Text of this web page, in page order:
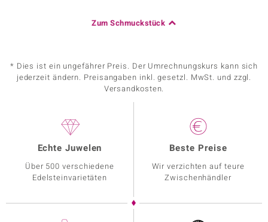
Zum Schmuckstück
* Dies ist ein ungefährer Preis. Der Umrechnungskurs kann sich
jederzeit ändern. Preisangaben inkl. gesetzl. MwSt. und zzgl.
Versandkosten.
Echte Juwelen
Über 500 verschiedene
Edelsteinvarietäten
Beste Preise
Wir verzichten auf teure
Zwischenhändler